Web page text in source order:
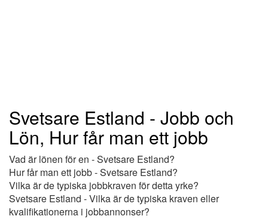
Svetsare Estland - Jobb och
Lön, Hur får man ett jobb
Vad är lönen för en - Svetsare Estland?
Hur får man ett jobb - Svetsare Estland?
Vilka är de typiska jobbkraven för detta yrke?
Svetsare Estland - Vilka är de typiska kraven eller
kvalifikationerna i jobbannonser?